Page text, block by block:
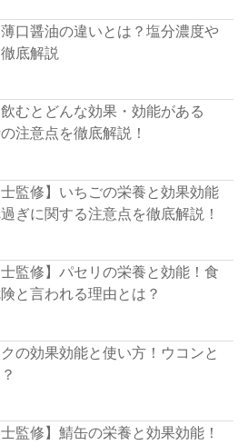
口醤油の違いとは？塩分濃度や
底解説
むとどんな効果・効能がある
注意点を徹底解説！
士監修】いちごの栄養と効果効能
ぎに関する注意点を徹底解説！
士監修】パセリの栄養と効能！食
と言われる理由とは？
の効果効能と使い方！ウコンと
士監修】鯖缶の栄養と効果効能！